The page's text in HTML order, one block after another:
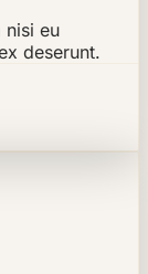
nisi eu
deserunt.